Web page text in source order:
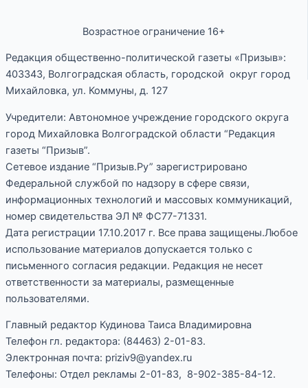
Возрастное ограничение 16+
Редакция общественно-политической газеты «Призыв»:
403343, Волгоградская область, городской округ город
Михайловка, ул. Коммуны, д. 127
Учредители: Автономное учреждение городского округа
город Михайловка Волгоградской области “Редакция
газеты “Призыв”.
Сетевое издание “Призыв.Ру” зарегистрировано
Федеральной службой по надзору в сфере связи,
информационных технологий и массовых коммуникаций,
номер свидетельства ЭЛ № ФС77-71331.
Дата регистрации 17.10.2017 г. Все права защищены.Любое
использование материалов допускается только с
письменного согласия редакции. Редакция не несет
ответственности за материалы, размещенные
пользователями.
Главный редактор Кудинова Таиса Владимировна
Телефон гл. редактора: (84463) 2-01-83.
Электронная почта: priziv9@yandex.ru
Телефоны: Отдел рекламы 2-01-83, 8-902-385-84-12.